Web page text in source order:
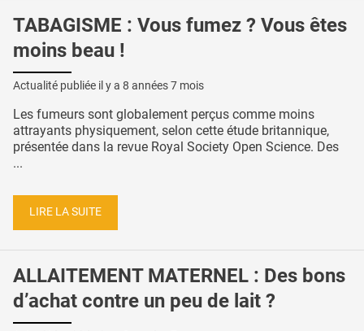
TABAGISME : Vous fumez ? Vous êtes
moins beau !
Actualité publiée il y a 8 années 7 mois
Les fumeurs sont globalement perçus comme moins
attrayants physiquement, selon cette étude britannique,
présentée dans la revue Royal Society Open Science. Des
...
LIRE LA SUITE
ALLAITEMENT MATERNEL : Des bons
d’achat contre un peu de lait ?